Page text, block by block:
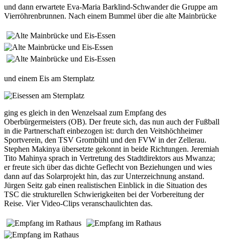
und dann erwartete Eva-Maria Barklind-Schwander die Gruppe am
Vierröhrenbrunnen. Nach einem Bummel über die alte Mainbrücke
und einem Eis am Sternplatz
ging es gleich in den Wenzelsaal zum Empfang des
Oberbürgermeisters (OB). Der freute sich, das nun auch der Fußball
in die Partnerschaft einbezogen ist: durch den Veitshöchheimer
Sportverein, den TSV Grombühl und den FVW in der Zellerau.
Stephen Makinya übersetzte gekonnt in beide Richtungen. Jeremiah
Tito Mahinya sprach in Vertretung des Stadtdirektors aus Mwanza;
er freute sich über das dichte Geflecht von Beziehungen und wies
dann auf das Solarprojekt hin, das zur Unterzeichnung anstand.
Jürgen Seitz gab einen realistischen Einblick in die Situation des
TSC die strukturellen Schwierigkeiten bei der Vorbereitung der
Reise. Vier Video-Clips veranschaulichten das.